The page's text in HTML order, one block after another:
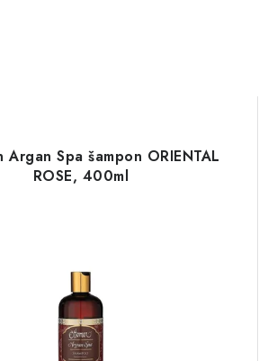
Argan Spa šampon ORIENTAL
ROSE, 400ml